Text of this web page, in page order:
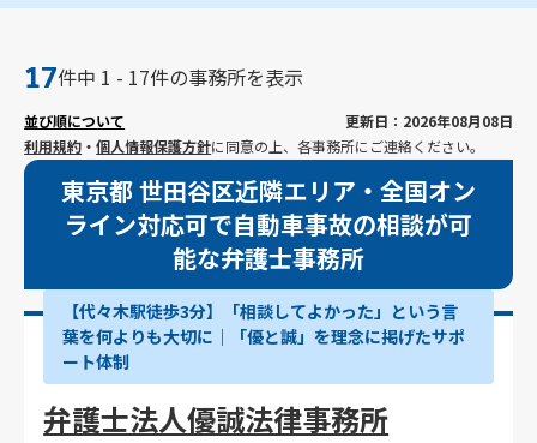
17件中 1 - 17件の事務所を表示
並び順について
更新日：2026年08月08日
利用規約 ・個人情報保護方針に同意の上、各事務所にご連絡ください。
東京都 世田谷区近隣エリア・全国オン
ライン対応可で自動車事故の相談が可
能な弁護士事務所
【代々木駅徒歩3分】「相談してよかった」という言
葉を何よりも大切に｜「優と誠」を理念に掲げたサポ
ート体制
弁護士法人優誠法律事務所